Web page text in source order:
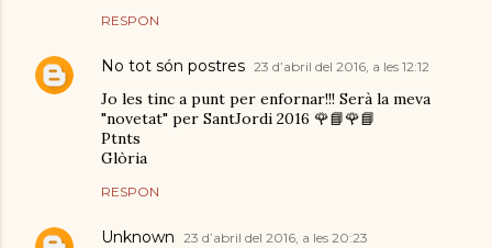
RESPON
No tot són postres 23 d’abril del 2016, a les 12:12
Jo les tinc a punt per enfornar!!! Serà la meva
"novetat" per SantJordi 2016 🌹📘🌹📘
Ptnts
Glòria
RESPON
Unknown 23 d’abril del 2016, a les 20:23